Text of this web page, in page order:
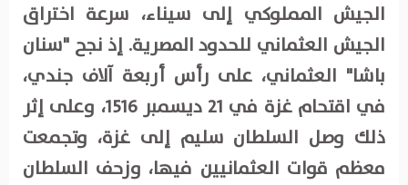
الجيش المملوكي إلى سيناء، سرعة اختراق
الجيش العثماني للحدود المصرية. إذ نجح "سنان
باشا" العثماني، على رأس أربعة آلاف جندي،
في اقتحام غزة في 21 ديسمبر 1516، وعلى إثر
ذلك وصل السلطان سليم إلى غزة، وتجمعت
معظم قوات العثمانيين فيها، وزحف السلطان